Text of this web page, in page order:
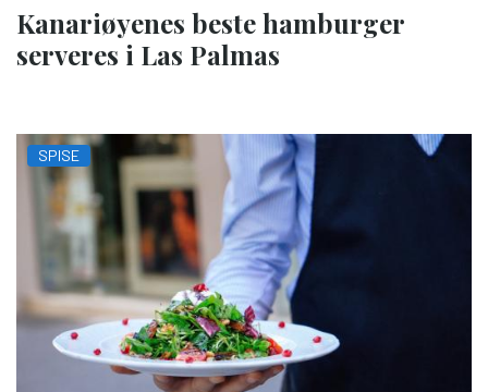
Kanariøyenes beste hamburger
serveres i Las Palmas
SPISE